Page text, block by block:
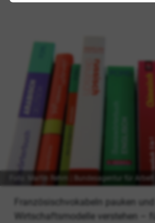
Französischvokabeln pauken
Wirtschaftsmodelle verstehen –